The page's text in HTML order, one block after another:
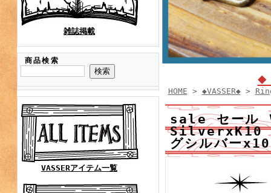
雑誌掲載
商品検索
VASSERアイテム一覧
◆
HOME > ◆VASSER◆>
sale セール
SilverxK10
グシルバー